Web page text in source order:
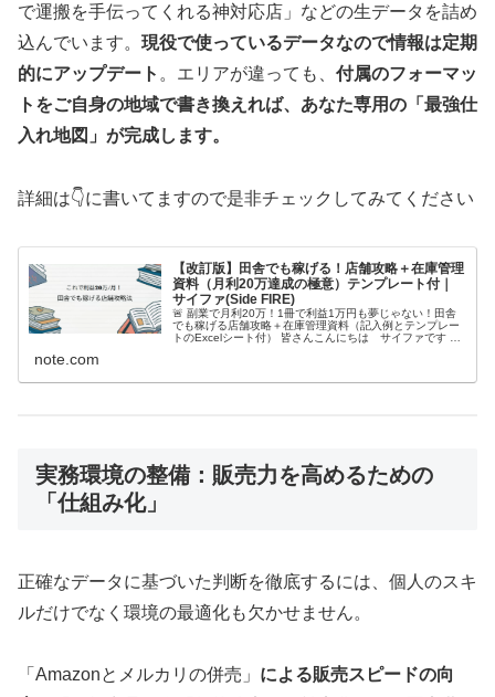
で運搬を手伝ってくれる神対応店」などの生データを詰め
込んでいます。 現役で使っているデータなので情報は定期
的にアップデート 。エリアが違っても、 付属のフォーマッ
トをご自身の地域で書き換えれば、あなた専用の「最強仕
入れ地図」が完成します。
詳細は👇に書いてますので是非チェックしてみてください
【改訂版】田舎でも稼げる！店舗攻略＋在庫管理
資料（月利20万達成の極意）テンプレート付｜
サイファ(Side FIRE)
🚨 副業で月利20万！1冊で利益1万円も夢じゃない！田舎
でも稼げる店舗攻略＋在庫管理資料（記入例とテンプレー
トのExcelシート付） 皆さんこんにちは サイファです こ
note.com
実務環境の整備：販売力を高めるための
「仕組み化」
正確なデータに基づいた判断を徹底するには、個人のスキ
ルだけでなく環境の最適化も欠かせません。
「Amazonとメルカリの併売」 による販売スピードの向